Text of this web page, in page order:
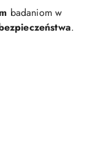
badaniom w
.